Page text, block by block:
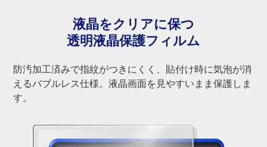
液晶をクリアに保つ
透明液晶保護フィルム
防汚加工済みで指紋がつきにくく、貼付け時に気泡が消
えるバブルレス仕様。液晶画面を見やすいまま保護しま
す。